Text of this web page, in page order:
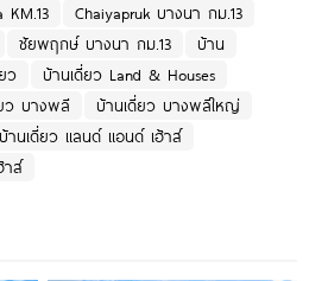
KM.13
Chaiyapruk บางนา กม.13
ชัยพฤกษ์ บางนา กม.13
บ้าน
ว
บ้านเดี่ยว Land & Houses
ว บางพลี
บ้านเดี่ยว บางพลีใหญ่
บ้านเดี่ยว แลนด์ แอนด์ เฮ้าส์
าส์